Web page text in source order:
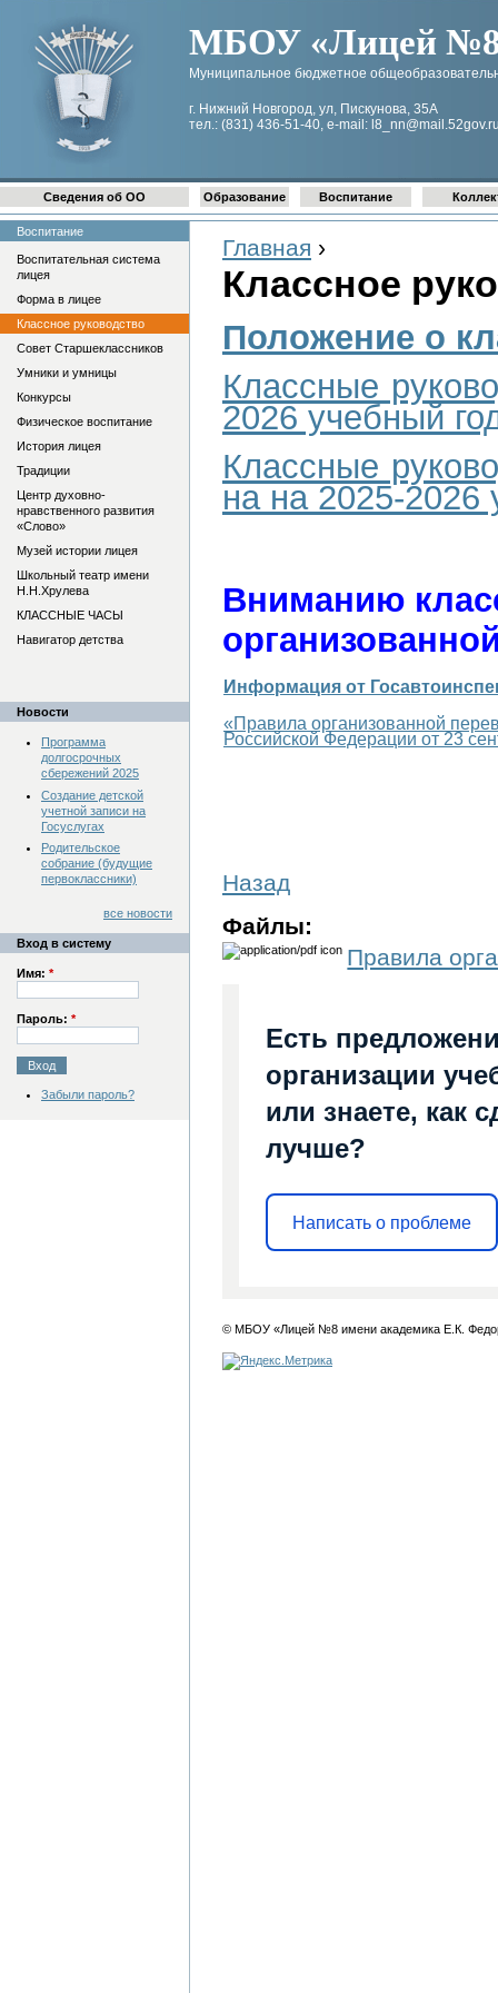
МБОУ «Лицей №8
Муниципальное бюджетное
г. Нижний Новгород, ул, Пискунова, 35А
тел.: (831) 436-51-40, e-mail:
Главная ›
Классное
Положение о
Классные
2026 учебный
Классные
на на 2025-2026
Вниманию
Информация от
«Правила организованной
Российской Федерации от 23
Назад
Файлы:
Правила
Есть
организации
или знаете, как
лучше?
Написать о проблеме
Сведения об ОО Образование Воспитание
Воспитание
Воспитательная система
лицея
Форма в лицее
Классное руководство
Совет Старшеклассников
Умники и умницы
Конкурсы
Физическое воспитание
История лицея
Традиции
Центр духовно-
нравственного развития
«Слово»
Музей истории лицея
Школьный театр имени
Н.Н.Хрулева
КЛАССНЫЕ ЧАСЫ
Навигатор детства
Новости
Программа
долгосрочных
сбережений 2025
Создание детской
учетной записи на
Госуслугах
Родительское
собрание (будущие
первоклассники)
все новости
Вход в систему
Имя: *
Пароль: *
Забыли пароль?
© МБОУ «Лицей №8 имени академика Е.К.